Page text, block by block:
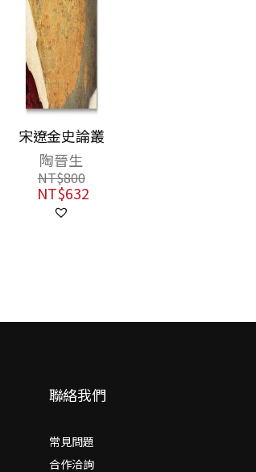
宋遼金史論叢
陶晉生
NT$800
NT$632
聯絡我們
常見問題
合作洽詢